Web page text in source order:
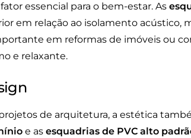
essencial para o bem-estar. As
em relação ao isolamento acústico,
em reformas de imóveis ou
e relaxante.
de arquitetura, a estética
e as esquadrias de PVC alto